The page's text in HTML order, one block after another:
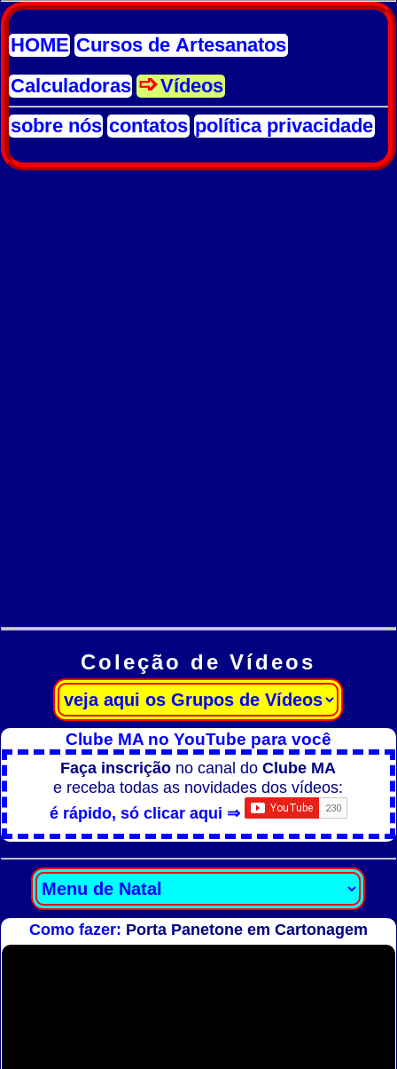
HOME Cursos de Artesanatos
Calculadoras
Vídeos
sobre nós contatos política privacidade
Coleção de Vídeos
Clube MA no YouTube para você
Faça inscrição no canal doClube MA
e receba todas as novidades dos vídeos:
é rápido, só clicar aqui ⇒
Como fazer: Porta Panetone em Cartonagem